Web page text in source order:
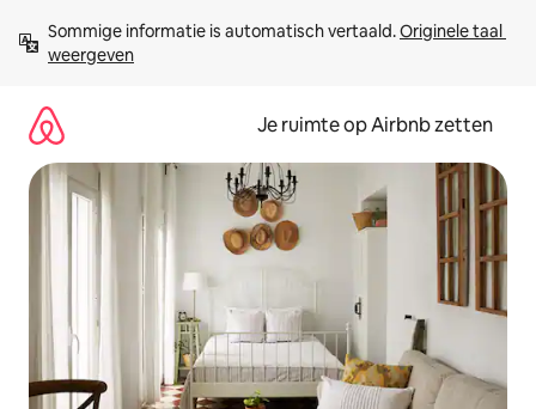
direct
naar
Sommige informatie is automatisch vertaald. Originele taal
weergeven
Je ruimte op Airbnb zetten